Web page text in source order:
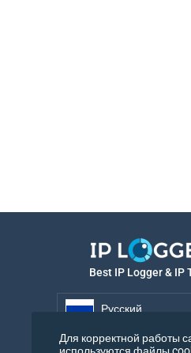
Best IP Logger & IP
Русский
Русский
Для корректной работы